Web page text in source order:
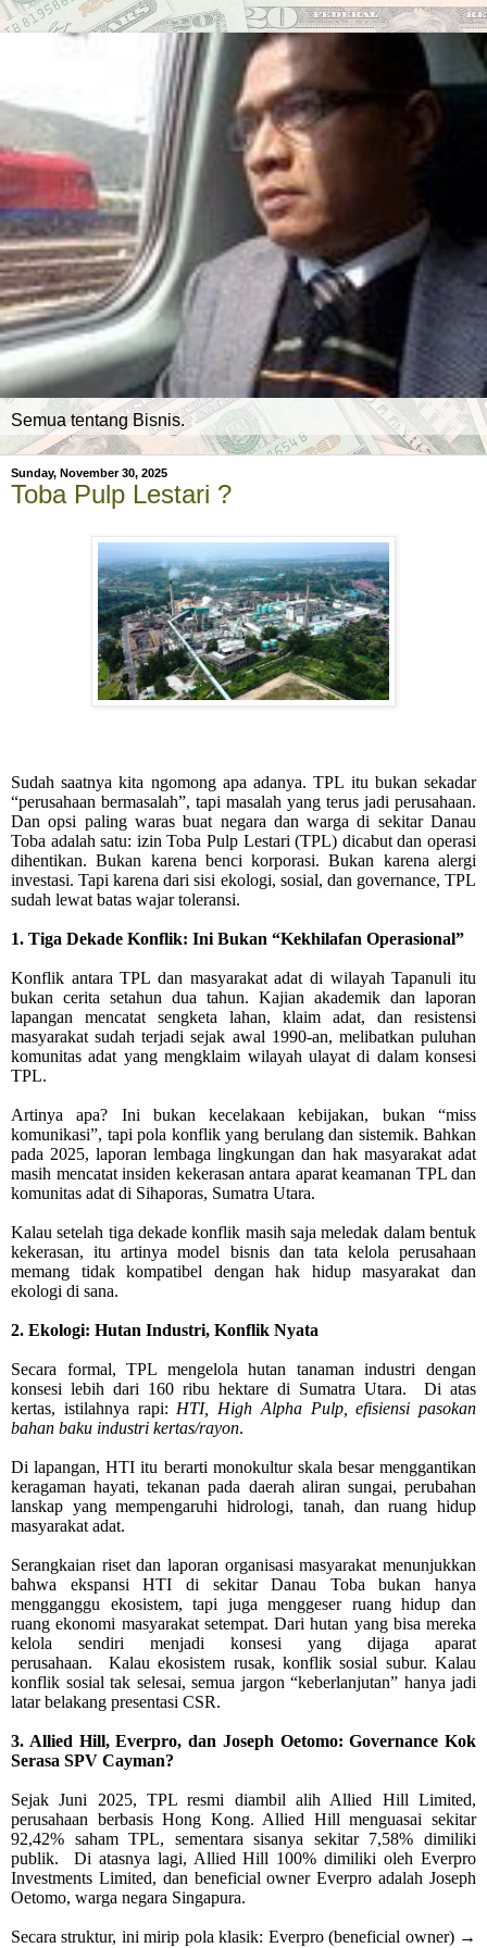
Semua tentang Bisnis.
Sunday, November 30, 2025
Toba Pulp Lestari ?
Sudah saatnya kita ngomong apa adanya. TPL itu bukan sekadar
“perusahaan bermasalah”, tapi masalah yang terus jadi perusahaan.
Dan opsi paling waras buat negara dan warga di sekitar Danau
Toba adalah satu: izin Toba Pulp Lestari (TPL) dicabut dan operasi
dihentikan. Bukan karena benci korporasi. Bukan karena alergi
investasi. Tapi karena dari sisi ekologi, sosial, dan governance, TPL
sudah lewat batas wajar toleransi.
1. Tiga Dekade Konflik: Ini Bukan “Kekhilafan Operasional”
Konflik antara TPL dan masyarakat adat di wilayah Tapanuli itu
bukan cerita setahun dua tahun. Kajian akademik dan laporan
lapangan mencatat sengketa lahan, klaim adat, dan resistensi
masyarakat sudah terjadi sejak awal 1990-an, melibatkan puluhan
komunitas adat yang mengklaim wilayah ulayat di dalam konsesi
TPL.
Artinya apa? Ini bukan kecelakaan kebijakan, bukan “miss
komunikasi”, tapi pola konflik yang berulang dan sistemik. Bahkan
pada 2025, laporan lembaga lingkungan dan hak masyarakat adat
masih mencatat insiden kekerasan antara aparat keamanan TPL dan
komunitas adat di Sihaporas, Sumatra Utara.
Kalau setelah tiga dekade konflik masih saja meledak dalam bentuk
kekerasan, itu artinya model bisnis dan tata kelola perusahaan
memang tidak kompatibel dengan hak hidup masyarakat dan
ekologi di sana.
2. Ekologi: Hutan Industri, Konflik Nyata
Secara formal, TPL mengelola hutan tanaman industri dengan
konsesi lebih dari 160 ribu hektare di Sumatra Utara.
Di atas
kertas, istilahnya rapi: HTI, High Alpha Pulp, efisiensi pasokan
bahan baku industri kertas/rayon.
Di lapangan, HTI itu berarti monokultur skala besar menggantikan
keragaman hayati, tekanan pada daerah aliran sungai, perubahan
lanskap yang mempengaruhi hidrologi, tanah, dan ruang hidup
masyarakat adat.
Serangkaian riset dan laporan organisasi masyarakat menunjukkan
bahwa ekspansi HTI di sekitar Danau Toba bukan hanya
mengganggu ekosistem, tapi juga menggeser ruang hidup dan
ruang ekonomi masyarakat setempat. Dari hutan yang bisa mereka
kelola sendiri menjadi konsesi yang dijaga aparat
perusahaan.
Kalau ekosistem rusak, konflik sosial subur. Kalau
konflik sosial tak selesai, semua jargon “keberlanjutan” hanya jadi
latar belakang presentasi CSR.
3. Allied Hill, Everpro, dan Joseph Oetomo: Governance Kok
Serasa SPV Cayman?
Sejak Juni 2025, TPL resmi diambil alih Allied Hill Limited,
perusahaan berbasis Hong Kong. Allied Hill menguasai sekitar
92,42% saham TPL, sementara sisanya sekitar 7,58% dimiliki
publik.
Di atasnya lagi, Allied Hill 100% dimiliki oleh Everpro
Investments Limited, dan beneficial owner Everpro adalah Joseph
Oetomo, warga negara Singapura.
Secara struktur, ini mirip pola klasik: Everpro (beneficial owner) →